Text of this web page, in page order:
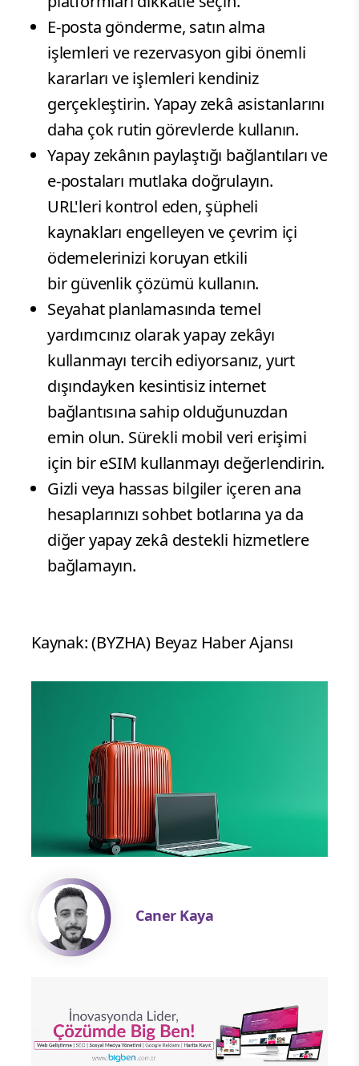
E-posta gönderme, satın alma
işlemleri ve rezervasyon gibi önemli
kararları ve işlemleri kendiniz
gerçekleştirin. Yapay zekâ asistanlarını
daha çok rutin görevlerde kullanın.
Yapay zekânın paylaştığı bağlantıları ve
e-postaları mutlaka doğrulayın.
URL'leri kontrol eden, şüpheli
kaynakları engelleyen ve çevrim içi
ödemelerinizi koruyan etkili
bir güvenlik çözümü kullanın.
Seyahat planlamasında temel
yardımcınız olarak yapay zekâyı
kullanmayı tercih ediyorsanız, yurt
dışındayken kesintisiz internet
bağlantısına sahip olduğunuzdan
emin olun. Sürekli mobil veri erişimi
için bir eSIM kullanmayı değerlendirin.
Gizli veya hassas bilgiler içeren ana
hesaplarınızı sohbet botlarına ya da
diğer yapay zekâ destekli hizmetlere
bağlamayın.
Kaynak: (BYZHA) Beyaz Haber Ajansı
Caner Kaya